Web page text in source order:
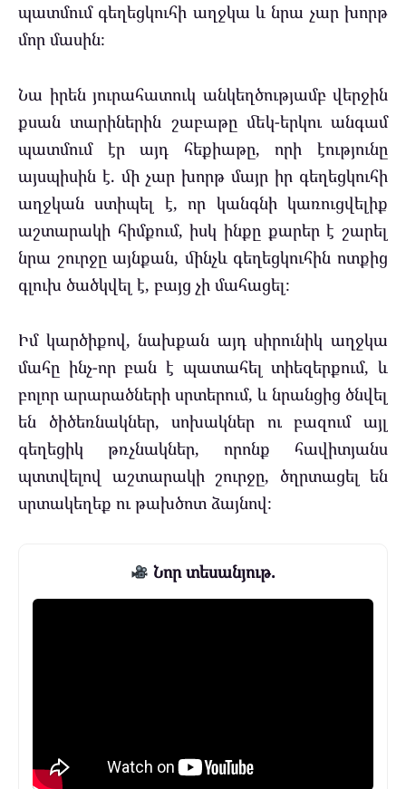
պատմում գեղեցկուհի աղջկա և նրա չար խորթ
մոր մասին։
Նա իրեն յուրահատուկ անկեղծությամբ վերջին
քսան տարիներին շաբաթը մեկ-երկու անգամ
պատմում էր այդ հեքիաթը, որի էությունը
այսպիսին է. մի չար խորթ մայր իր գեղեցկուհի
աղջկան ստիպել է, որ կանգնի կառուցվելիք
աշտարակի հիմքում, իսկ ինքը քարեր է շարել
նրա շուրջը այնքան, մինչև գեղեցկուհին ոտքից
գլուխ ծածկվել է, բայց չի մահացել։
Իմ կարծիքով, նախքան այդ սիրունիկ աղջկա
մահը ինչ-որ բան է պատահել տիեզերքում, և
բոլոր արարածների սրտերում, և նրանցից ծնվել
են ծիծեռնակներ, սոխակներ ու բազում այլ
գեղեցիկ թռչնակներ, որոնք հավիտյանս
պտտվելով աշտարակի շուրջը, ծղրտացել են
սրտակեղեք ու թախծոտ ձայնով։
Նոր տեսանյութ.